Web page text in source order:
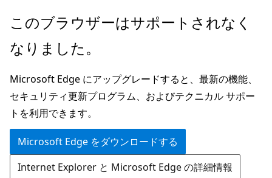
メ
ン
ン
テ
ン
ツ
に
ス
ペ
ジ
ナ
ビ
ゲ
ー
シ
ョ
このブラウザーはサポートされなく
なりました。
Microsoft Edge にアップグレードすると、最新の機能、
セキュリティ更新プログラム、およびテクニカル サポー
トを利用できます。
Microsoft Edge をダウンロードする
Internet Explorer と Microsoft Edge の詳細情報